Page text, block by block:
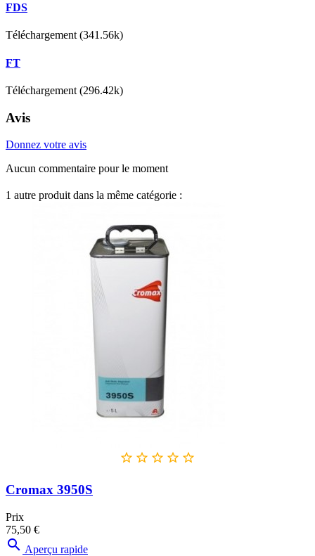
FDS
Téléchargement (341.56k)
FT
Téléchargement (296.42k)
Avis
Donnez votre avis
Aucun commentaire pour le moment
1 autre produit dans la même catégorie :
    
Cromax 3950S
Prix
75,50 €
 Aperçu rapide